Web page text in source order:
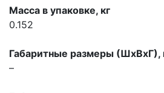
Масса в упаковке, кг
0.152
Габаритные размеры
–